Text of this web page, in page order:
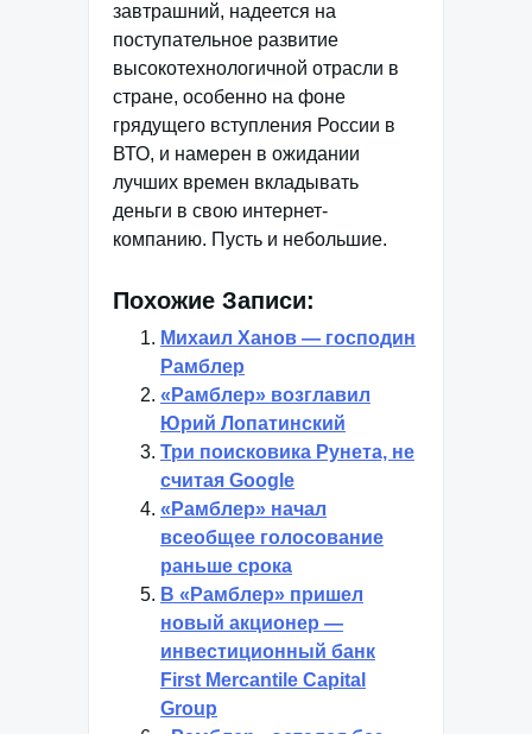
завтрашний, надеется на
поступательное развитие
высокотехнологичной отрасли в
стране, особенно на фоне
грядущего вступления России в
ВТО, и намерен в ожидании
лучших времен вкладывать
деньги в свою интернет-
компанию. Пусть и небольшие.
Похожие Записи:
Михаил Ханов — господин
Рамблер
«Рамблер» возглавил
Юрий Лопатинский
Три поисковика Рунета, не
считая Google
«Рамблер» начал
всеобщее голосование
раньше срока
В «Рамблер» пришел
новый акционер —
инвестиционный банк
First Mercantile Capital
Group